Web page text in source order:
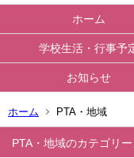
ホーム
学校生活・行事予
お知らせ
ホーム PTA・地域
PTA・地域